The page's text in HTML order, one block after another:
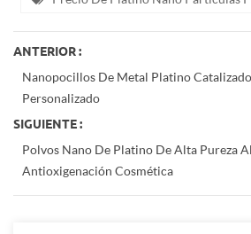
ANTERIOR :
Nanopocillos De Metal Platino
Personalizado
SIGUIENTE :
Polvos Nano De Platino De Alta Pureza
Antioxigenación Cosmética